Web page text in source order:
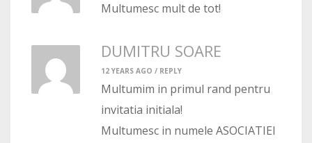
Multumesc mult de tot!
DUMITRU SOARE
12 YEARS AGO / REPLY
Multumim in primul rand pentru
invitatia initiala!
Multumesc in numele ASOCIATIEI